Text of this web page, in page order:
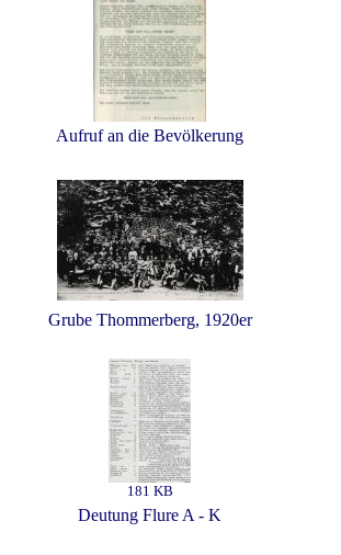
Aufruf an die Bevölkerung
Grube Thommerberg, 1920er
181 KB
Deutung Flure A - K